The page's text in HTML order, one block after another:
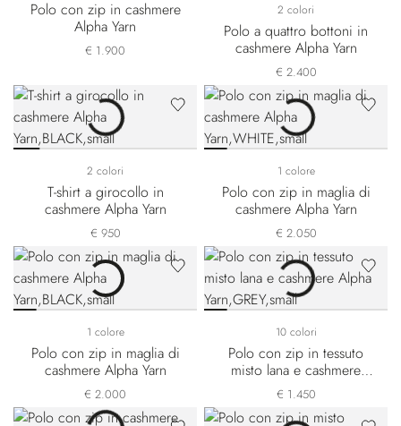
Polo con zip in cashmere
Alpha Yarn
€ 1.900
2 colori
Polo a quattro bottoni in
cashmere Alpha Yarn
€ 2.400
2 colori
T-shirt a girocollo in
cashmere Alpha Yarn
€ 950
1 colore
Polo con zip in maglia di
cashmere Alpha Yarn
€ 2.050
1 colore
Polo con zip in maglia di
cashmere Alpha Yarn
€ 2.000
10 colori
Polo con zip in tessuto
misto lana e cashmere
Alpha Yarn
€ 1.450